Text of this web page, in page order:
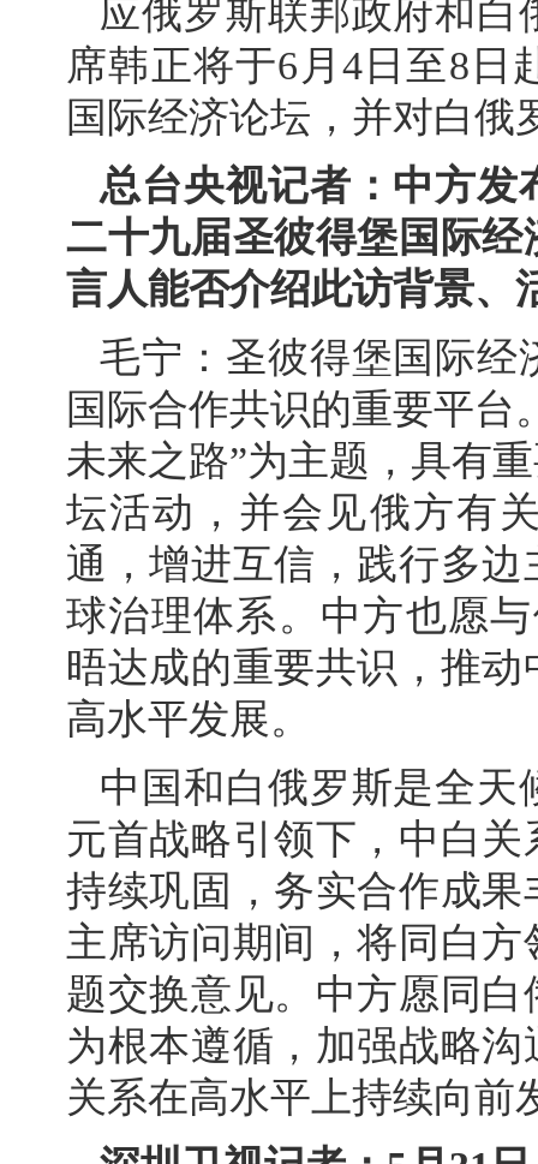
应俄罗斯联邦政府和
席韩正将于6月4日至8日
国际经济论坛，并对白俄
总台央视记者：中方发
二十九届圣彼得堡国际
言人能否介绍此访背景、
毛宁：圣彼得堡国际经
国际合作共识的重要平
未来之路”为主题，具有
坛活动，并会见俄方有
通，增进互信，践行多
球治理体系。中方也愿
晤达成的重要共识，推
高水平发展。
中国和白俄罗斯是全
元首战略引领下，中白
持续巩固，务实合作成
主席访问期间，将同白
题交换意见。中方愿同
为根本遵循，加强战略
关系在高水平上持续向前